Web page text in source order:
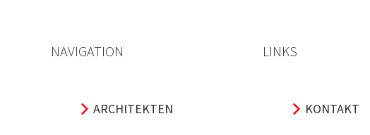
NAVIGATION
ARCHITEKTEN
LINKS
KONTAKT